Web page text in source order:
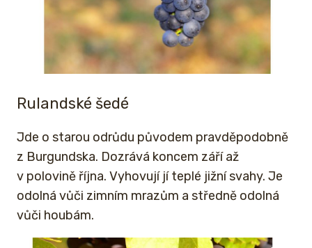
Rulandské šedé
Jde o starou odrůdu původem pravděpodobně
z Burgundska. Dozrává koncem září až
v polovině října. Vyhovují jí teplé jižní svahy. Je
odolná vůči zimním mrazům a středně odolná
vůči houbám.